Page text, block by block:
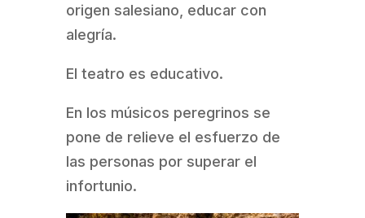
origen salesiano, educar con
alegría.
El teatro es educativo.
En los músicos peregrinos se
pone de relieve el esfuerzo de
las personas por superar el
infortunio.